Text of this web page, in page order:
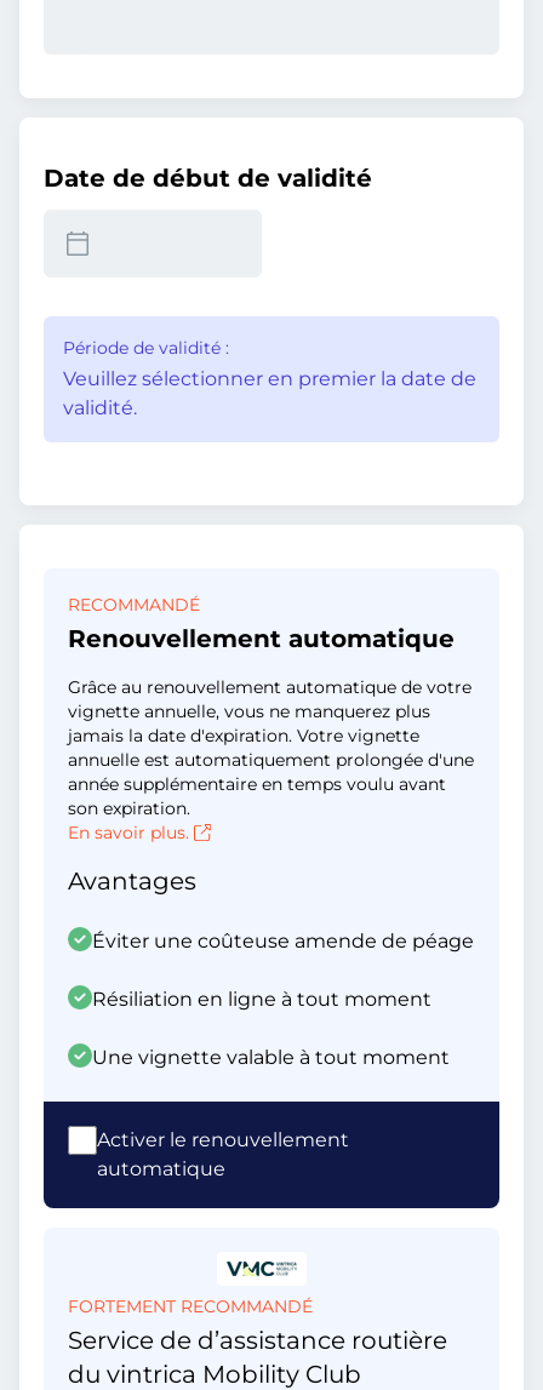
Date de début de validité
Période de validité :
Veuillez sélectionner en premier la date de
validité.
RECOMMANDÉ
Renouvellement automatique
Grâce au renouvellement automatique de votre
vignette annuelle, vous ne manquerez plus
jamais la date d'expiration. Votre vignette
annuelle est automatiquement prolongée d'une
année supplémentaire en temps voulu avant
son expiration.
En savoir plus.
Avantages
Éviter une coûteuse amende de péage
Résiliation en ligne à tout moment
Une vignette valable à tout moment
Activer le renouvellement
automatique
FORTEMENT RECOMMANDÉ
Service de d’assistance routière
du vintrica Mobility Club